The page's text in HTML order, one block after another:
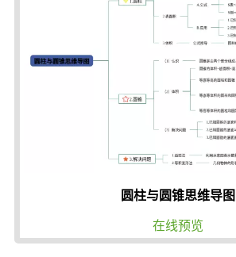
圆柱与圆锥思维导图
在线预览